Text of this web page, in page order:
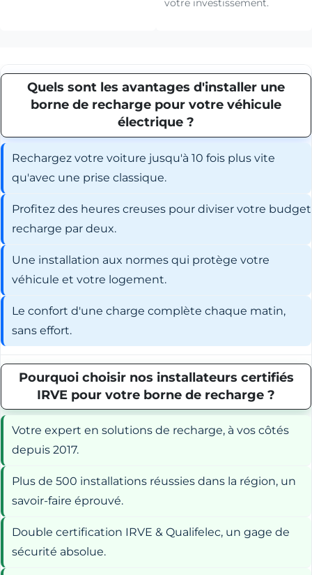
votre investissement.
Quels sont les avantages d'installer une
borne de recharge pour votre véhicule
électrique ?
Rechargez votre voiture jusqu'à 10 fois plus vite
qu'avec une prise classique.
Profitez des heures creuses pour diviser votre budget
recharge par deux.
Une installation aux normes qui protège votre
véhicule et votre logement.
Le confort d'une charge complète chaque matin,
sans effort.
Pourquoi choisir nos installateurs certifiés
IRVE pour votre borne de recharge ?
Votre expert en solutions de recharge, à vos côtés
depuis 2017.
Plus de 500 installations réussies dans la région, un
savoir-faire éprouvé.
Double certification IRVE & Qualifelec, un gage de
sécurité absolue.